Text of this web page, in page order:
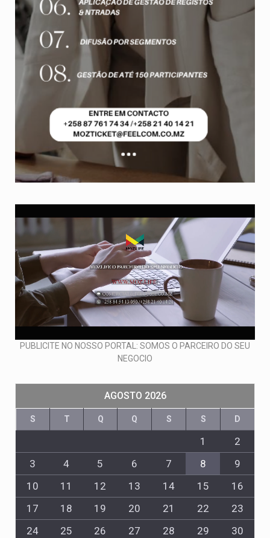
PUBLICITE NO NOSSO PORTAL: SOMOS O PARCEIRO DO SEU
NEGOCIO
AGOSTO 2026
S T Q Q S S D
1
2
3
4 5 6 7 8
9
10
11 12 13 14 15
16
17
18 19 20 21 22
23
24
25 26 27 28 29
30